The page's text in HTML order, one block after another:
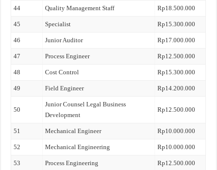
44 Quality Management Staff Rp18.500.000
45 Specialist Rp15.300.000
46 Junior Auditor Rp17.000.000
47 Process Engineer Rp12.500.000
48 Cost Control Rp15.300.000
49 Field Engineer Rp14.200.000
50
Junior Counsel Legal Business
Development
Rp12.500.000
51 Mechanical Engineer Rp10.000.000
52 Mechanical Engineering Rp10.000.000
53 Process Engineering Rp12.500.000